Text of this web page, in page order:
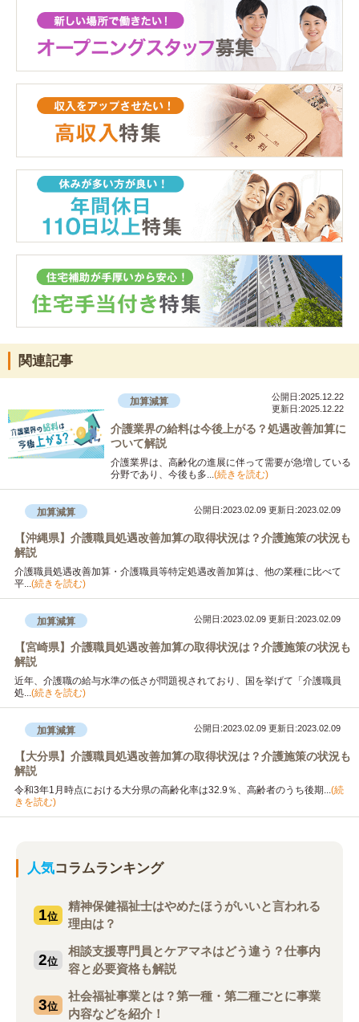
関連記事
加算減算
公開日:2025.12.22
更新日:2025.12.22
介護業界の給料は今後上がる？処遇改善加算に
ついて解説
介護業界は、高齢化の進展に伴って需要が急増している
分野であり、今後も多...(続きを読む)
加算減算 公開日:2023.02.09更新日:2023.02.09
【沖縄県】介護職員処遇改善加算の取得状況は？介護施策の状況も
解説
介護職員処遇改善加算・介護職員等特定処遇改善加算は、他の業種に比べて
平...(続きを読む)
加算減算 公開日:2023.02.09更新日:2023.02.09
【宮崎県】介護職員処遇改善加算の取得状況は？介護施策の状況も
解説
近年、介護職の給与水準の低さが問題視されており、国を挙げて「介護職員
処...(続きを読む)
加算減算 公開日:2023.02.09更新日:2023.02.09
【大分県】介護職員処遇改善加算の取得状況は？介護施策の状況も
解説
令和3年1月時点における大分県の高齢化率は32.9％、高齢者のうち後期...(続
きを読む)
人気コラムランキング
1位
精神保健福祉士はやめたほうがいいと言われる
理由は？
2位
相談支援専門員とケアマネはどう違う？仕事内
容と必要資格も解説
3位
社会福祉事業とは？第一種・第二種ごとに事業
内容などを紹介！